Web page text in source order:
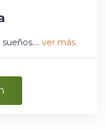
ver más